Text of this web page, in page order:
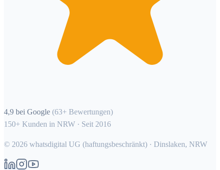
4,9 bei Google (63+ Bewertungen)
150+ Kunden in NRW · Seit 2016
© 2026 whatsdigital UG (haftungsbeschränkt) · Dinslaken, NRW